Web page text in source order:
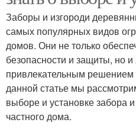
Заборы и изгороди
самых популярных видов
домов. Они не только
безопасности и защиты, но и
привлекательным
данной статье мы
выборе и установке забора
частного дома.